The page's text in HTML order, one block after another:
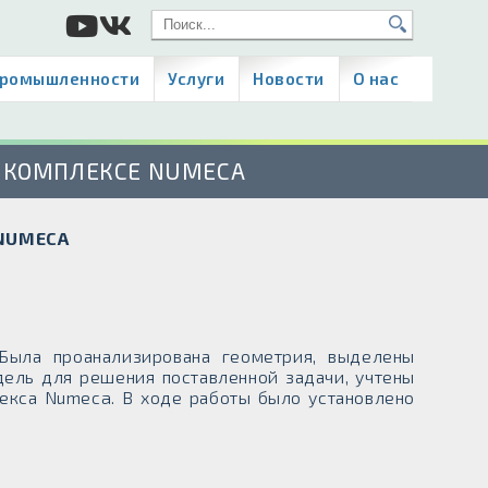
Услуги Новости О нас
NUMECA
проанализирована геометрия, выделены
для решения поставленной задачи, учтены
Numeca. В ходе работы было установлено